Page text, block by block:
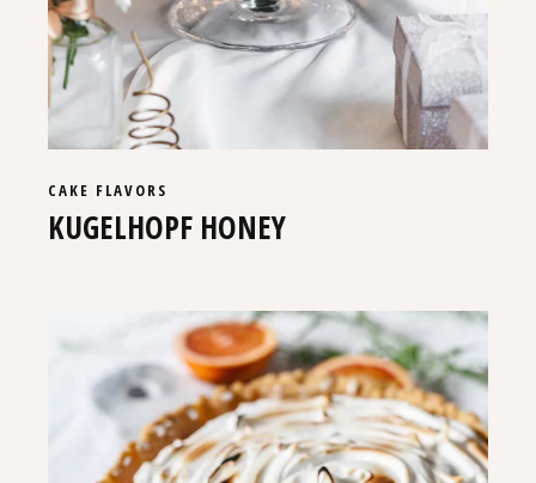
CAKE FLAVORS
KUGELHOPF HONEY